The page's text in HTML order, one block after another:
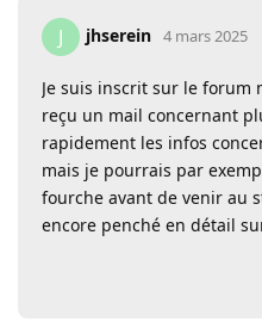
J jhserein 4 mars 2025
Je suis inscrit sur le forum
reçu un mail concernant
rapidement les infos
mais je pourrais par
fourche avant de venir au
encore penché en détail